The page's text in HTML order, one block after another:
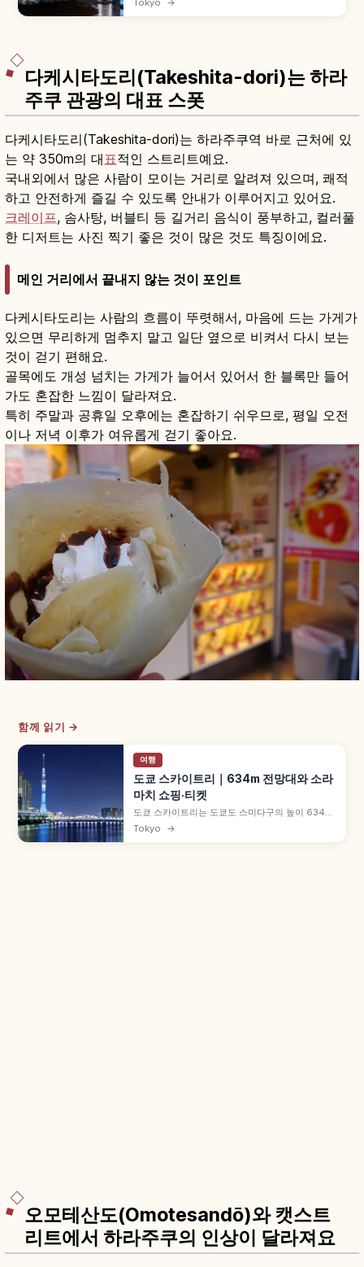
쿄만 절경을 즐길 수 있습니다. 약 1.7km 레인보 프
다케시타도리(Takeshita-dori)는 하라
주쿠 관광의 대표 스폿
다케시타도리(Takeshita-dori)는 하라주쿠역 바로 근처에 있
는 약 350m의 대 표적인 스트리트예요.
국내외에서 많은 사람이 모이는 거리로 알려져 있으며, 쾌적
하고 안전하게 즐길 수 있도록 안내가 이루어지고 있어요.
크레이프, 솜사탕, 버블티 등 길거리 음식이 풍부하고, 컬러풀
한 디저트는 사진 찍기 좋은 것이 많은 것도 특징이에요.
메인 거리에서 끝내지 않는 것이 포인트
다케시타도리는 사람의 흐름이 뚜렷해서, 마음에 드는 가게가
있으면 무리하게 멈추지 말고 일단 옆으로 비켜서 다시 보는
것이 걷기 편해요.
골목에도 개성 넘치는 가게가 늘어서 있어서 한 블록만 들어
가도 혼잡한 느낌이 달라져요.
특히 주말과 공휴일 오후에는 혼잡하기 쉬우므로, 평일 오전
이나 저녁 이후가 여유롭게 걷기 좋아요.
함께 읽기 →
여행
도쿄 스카이트리｜634m 전망대와 소라
마치 쇼핑·티켓
도쿄 스카이트리는 도쿄도 스미다구의 높이 634m
자립식 전파탑으로, 2012년 개업한 도쿄 랜드마크
입니다. 350m 템보 데크와 450m 템보 회랑 두 전
Tokyo →
오모테산도(Omotesandō)와 캣스트
리트에서 하라주쿠의 인상이 달라져요